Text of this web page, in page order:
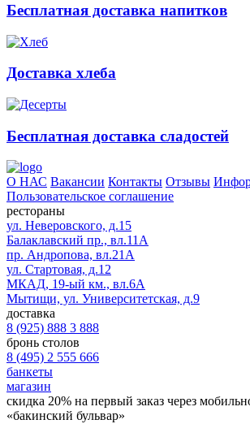
Бесплатная доставка напитков
Доставка хлеба
Бесплатная доставка сладостей
О НАС Вакансии Контакты Отзывы
Пользовательское соглашение
рестораны
ул. Неверовского, д.15
Балаклавский пр., вл.11А
пр. Андропова, вл.21А
ул. Стартовая, д.12
МКАД, 19-ый км., вл.6А
Мытищи, ул. Университетская, д.9
доставка
8 (925) 888 3 888
бронь столов
8 (495) 2 555 666
банкеты
магазин
скидка 20% на первый заказ через
«бакинский бульвар»